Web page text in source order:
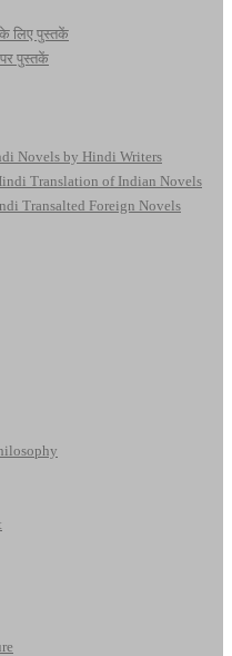
लिए पुस्तकें
पर पुस्तकें
Novels by Hindi Writers
Hindi Translation of Indian Novels
Transalted Foreign Novels